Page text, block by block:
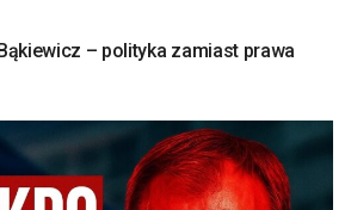
– polityka zamiast prawa